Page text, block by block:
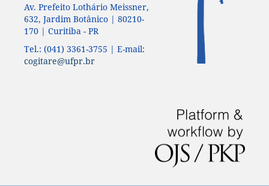
Av. Prefeito Lothário Meissner,
632, Jardim Botânico | 80210-
170 | Curitiba - PR
Tel.: (041) 3361-3755 | E-mail:
cogitare@ufpr.br